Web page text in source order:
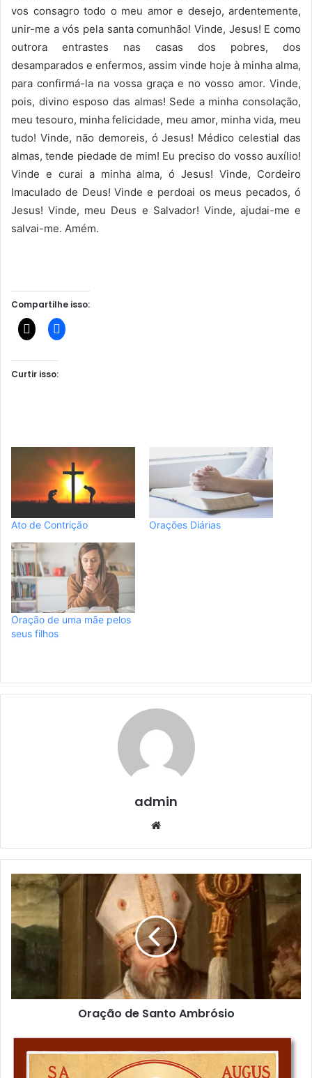
vos consagro todo o meu amor e desejo, ardentemente,
unir-me a vós pela santa comunhão! Vinde, Jesus! E como
outrora entrastes nas casas dos pobres, dos
desamparados e enfermos, assim vinde hoje à minha alma,
para confirmá-la na vossa graça e no vosso amor. Vinde,
pois, divino esposo das almas! Sede a minha consolação,
meu tesouro, minha felicidade, meu amor, minha vida, meu
tudo! Vinde, não demoreis, ó Jesus! Médico celestial das
almas, tende piedade de mim! Eu preciso do vosso auxílio!
Vinde e curai a minha alma, ó Jesus! Vinde, Cordeiro
Imaculado de Deus! Vinde e perdoai os meus pecados, ó
Jesus! Vinde, meu Deus e Salvador! Vinde, ajudai-me e
salvai-me. Amém.
Compartilhe isso:
Curtir isso:
Ato de Contrição Orações Diárias
Oração de uma mãe pelos
seus filhos
admin
Oração de Santo Ambrósio